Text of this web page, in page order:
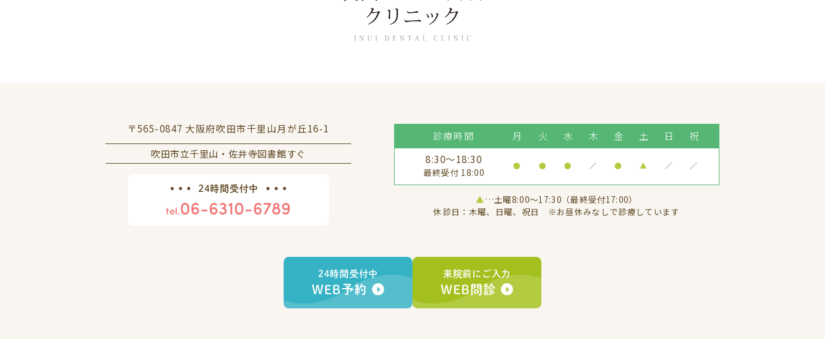
〒565-0847 大阪府吹田市千里山月が丘16-1
吹田市立千里山・佐井寺図書館すぐ
24時間受付中
tel.06-6310-6789
診療時間 月 火 水 木 金 土 日
祝
8:30～18:30
最終受付 18:00
● ● ● ／ ● ▲ ／ ／
▲ …土曜8:00〜17:30（最終受付17:00）
休診日：木曜、日曜、祝日
※お昼休みなしで診療しています
24時間受付中
WEB予約
来院前にご入力
WEB問診